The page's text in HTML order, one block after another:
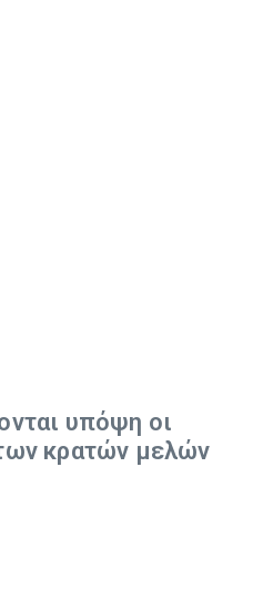
υπόψη οι
κρατών μελών